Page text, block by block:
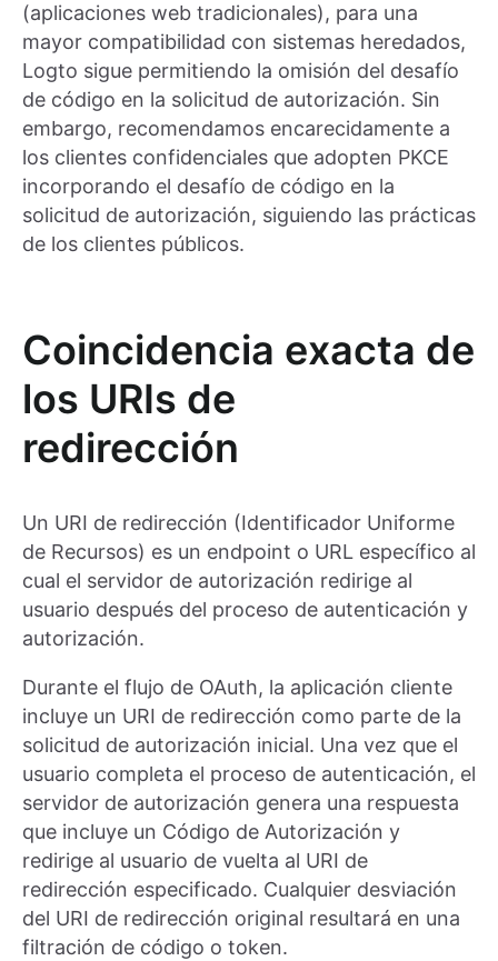
(aplicaciones web tradicionales), para una
mayor compatibilidad con sistemas heredados,
Logto sigue permitiendo la omisión del desafío
de código en la solicitud de autorización. Sin
embargo, recomendamos encarecidamente a
los clientes confidenciales que adopten PKCE
incorporando el desafío de código en la
solicitud de autorización, siguiendo las prácticas
de los clientes públicos.
Coincidencia exacta de
los URIs de
redirección
Un URI de redirección (Identificador Uniforme
de Recursos) es un endpoint o URL específico al
cual el servidor de autorización redirige al
usuario después del proceso de autenticación y
autorización.
Durante el flujo de OAuth, la aplicación cliente
incluye un URI de redirección como parte de la
solicitud de autorización inicial. Una vez que el
usuario completa el proceso de autenticación, el
servidor de autorización genera una respuesta
que incluye un Código de Autorización y
redirige al usuario de vuelta al URI de
redirección especificado. Cualquier desviación
del URI de redirección original resultará en una
filtración de código o token.